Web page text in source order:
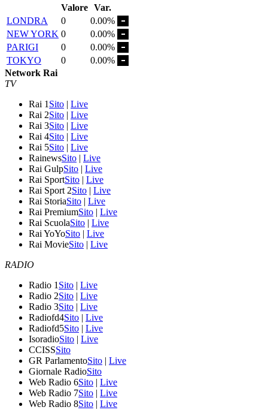
Valore Var.
LONDRA
0
0.00%
NEW YORK 0
0.00%
PARIGI
0
0.00%
TOKYO
0
0.00%
Network Rai
TV
Rai 1 Sito | Live
Rai 2Sito | Live
Rai 3Sito | Live
Rai 4Sito | Live
Rai 5Sito | Live
RainewsSito | Live
Rai GulpSito | Live
Rai SportSito | Live
Rai Sport 2Sito | Live
Rai StoriaSito | Live
Rai PremiumSito | Live
Rai ScuolaSito | Live
Rai YoYoSito | Live
Rai MovieSito | Live
RADIO
Radio 1 Sito | Live
Radio 2Sito | Live
Radio 3Sito | Live
Radiofd4Sito | Live
Radiofd5Sito | Live
IsoradioSito | Live
CCISSSito
GR ParlamentoSito | Live
Giornale RadioSito
Web Radio 6Sito | Live
Web Radio 7Sito | Live
Web Radio 8Sito | Live